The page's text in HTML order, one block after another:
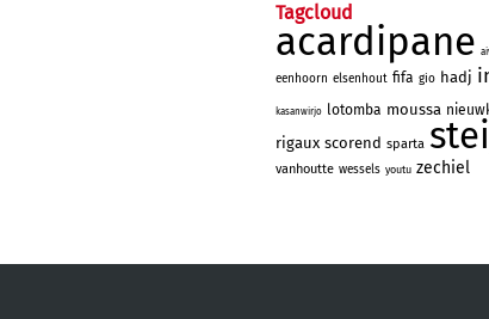
Tagcloud
acardipane
eenhoorn elsenhout fifa gio hadj
kasanwirjo lotomba moussa
rigaux scorend sparta
vanhoutte wessels youtu zechiel